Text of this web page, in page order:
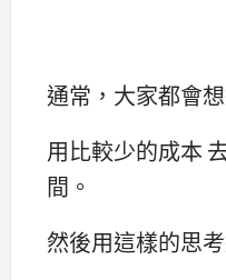
通常，大家都會
用比較少的成本
間。
然後用這樣的思考